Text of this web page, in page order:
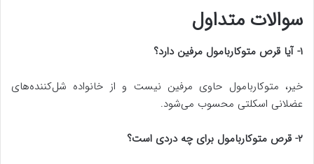
سوالات متداول
۱- آیا قرص متوکاربامول مرفین دارد؟
خیر، متوکاربامول حاوی مرفین نیست و از خانواده شل‌کننده‌های
عضلانی اسکلتی محسوب می‌شود.
۲- قرص متوکاربامول برای چه دردی است؟